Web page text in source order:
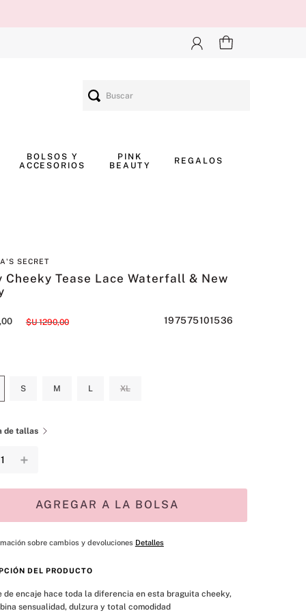
BOLSOS Y
ACCESORIOS
PINK
BEAUTY
REGALOS
SECRET
Cheeky Tease Lace Waterfall & New
00 $U 1290,00 197575101536
S M L XL
de tallas
＋
AGREGAR A LA BOLSA
sobre cambios y devoluciones Detalles
DEL PRODUCTO
de encaje hace toda la diferencia en esta braguita cheeky,
sensualidad, dulzura y total comodidad